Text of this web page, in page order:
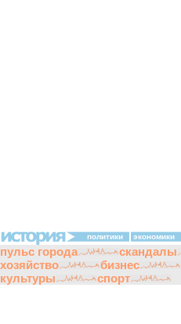
политики экономики
пульс города скандалы
хозяйство
бизнес
культуры
спорт